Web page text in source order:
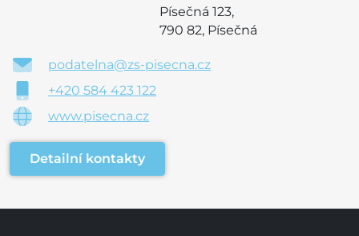
Písečná 123,
790 82, Písečná
podatelna@zs-pisecna.cz
+420 584 423 122
www.pisecna.cz
Detailní kontakty